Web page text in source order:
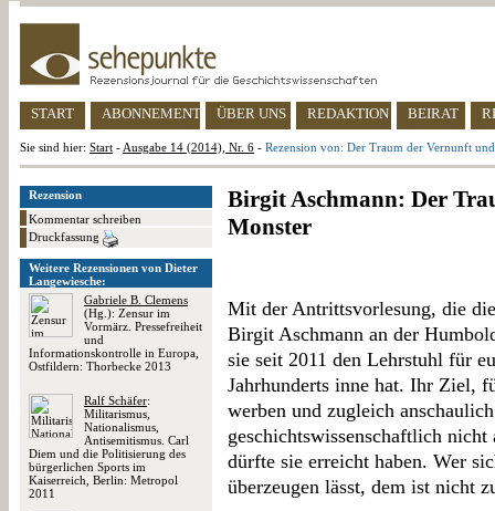
START ABONNEMENT ÜBER UNS REDAKTION BEIRAT
Sie sind hier: Start - Ausgabe 14 (2014), Nr. 6 - Rezension von: Der Traum der Vernunft
Rezension
Kommentar schreiben
Druckfassung
Weitere Rezensionen von Dieter
Langewiesche:
Gabriele B. Clemens
(Hg.): Zensur im
Vormärz. Pressefreiheit
und
Informationskontrolle in Europa,
Ostfildern: Thorbecke 2013
Ralf Schäfer:
Militarismus,
Nationalismus,
Antisemitismus. Carl
Diem und die Politisierung des
bürgerlichen Sports im
Kaiserreich, Berlin: Metropol
2011
Birgit Aschmann: Der
Monster
Mit der Antrittsvorlesung, die
Birgit Aschmann an der
sie seit 2011 den Lehrstuhl für
Jahrhunderts inne hat. Ihr Ziel,
werben und zugleich
geschichtswissenschaftlich nicht
dürfte sie erreicht haben. Wer
überzeugen lässt, dem ist nicht